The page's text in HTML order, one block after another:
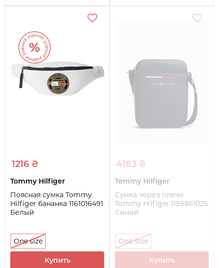
1216 ₴
Tommy Hilfiger
Поясная сумка Tommy
Hilfiger бананка 1161016491
Белый
One size
Купить
4183 ₴
Tommy Hilfiger
Сумка через плечо
Tommy Hilfiger 1159861025
Синий
One Size
Купить